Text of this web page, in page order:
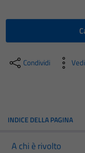
Condividi
INDICE DELLA PAGINA
A chi è rivolto